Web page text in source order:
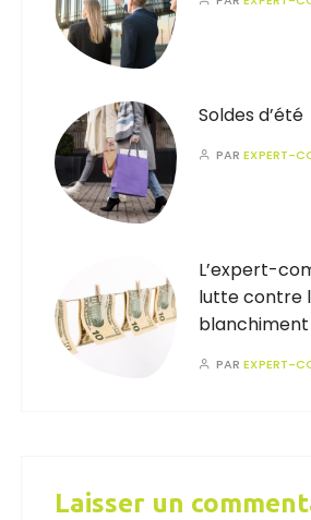
Soldes d’été
PAREXPERT-
L’expert-
lutte contre
blanchiment
PAREXPERT-
Laisser un